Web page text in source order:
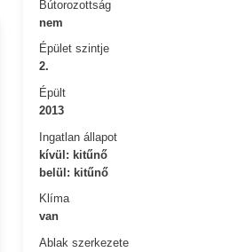
Bútorozottság
nem
Épület szintje
2.
Épült
2013
Ingatlan állapot
kívül: kitűnő
belül: kitűnő
Klíma
van
Ablak szerkezete